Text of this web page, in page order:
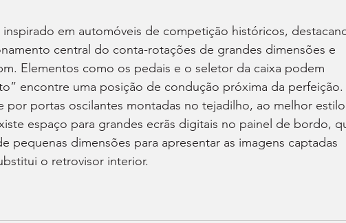
em automóveis de competição históricos,
central do conta-rotações de grandes dimensões e
Elementos como os pedais e o seletor da caixa podem
encontre uma posição de condução próxima da
por portas oscilantes montadas no tejadilho, ao melhor
espaço para grandes ecrãs digitais no painel de bordo,
pequenas dimensões para apresentar as imagens captadas
o retrovisor interior.